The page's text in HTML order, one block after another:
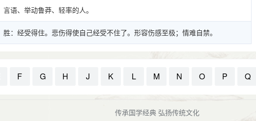
言语、举动鲁莽、轻率的人。
胜：经受得住。悲伤得使自己经受不住了。形容伤感至极；情难自禁。
F G H J K L M N O P Q
传承国学经典 弘扬传统文化